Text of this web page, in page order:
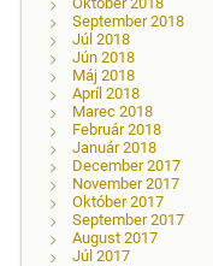
September 2018
Júl 2018
Jún 2018
Máj 2018
Apríl 2018
Marec 2018
Február 2018
Január 2018
December 2017
November 2017
Október 2017
September 2017
August 2017
Júl 2017